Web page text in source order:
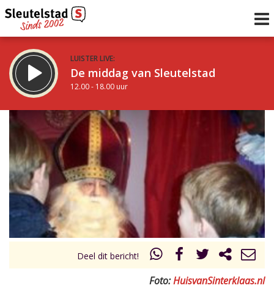
LUISTER LIVE:
De middag van Sleutelstad
12.00 - 18.00 uur
STRAKS:
De vrijdagavond met Keanu
18.00 - 19.00 uur
Vorig uur
uur 1 van 0 Volgend uur
Inklappen
Deel dit bericht!
Foto:HuisvanSinterklaas.nl